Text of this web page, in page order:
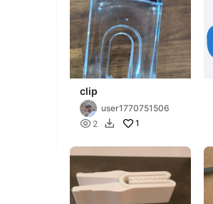
clip
user1770751506
 2  1